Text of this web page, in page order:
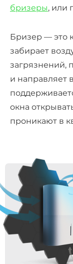
бризеры, или
Бризер — это
забирает
загрязнений,
и направляет
окна
проникают в